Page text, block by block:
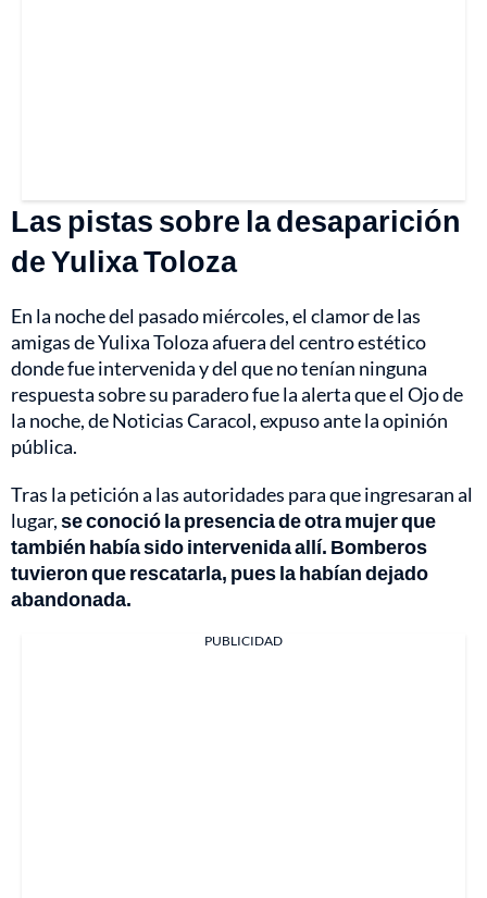
Las pistas sobre la desaparición
de Yulixa Toloza
En la noche del pasado miércoles, el clamor de las
amigas de Yulixa Toloza afuera del centro estético
donde fue intervenida y del que no tenían ninguna
respuesta sobre su paradero fue la alerta que el Ojo de
la noche, de Noticias Caracol, expuso ante la opinión
pública.
Tras la petición a las autoridades para que ingresaran al
lugar,se conoció la presencia de otra mujer que
también había sido intervenida allí. Bomberos
tuvieron que rescatarla, pues la habían dejado
abandonada.
PUBLICIDAD